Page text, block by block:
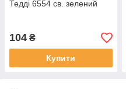
Тедді 6554 св. зелений
104 ₴
Купити